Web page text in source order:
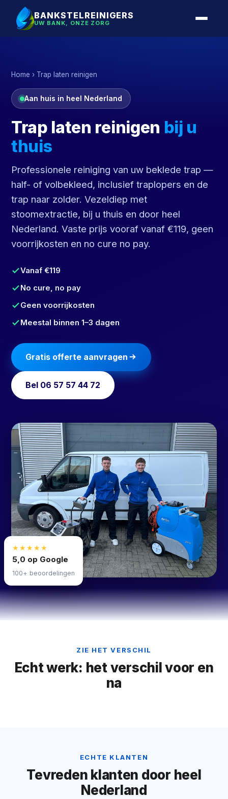
BANKSTELREINIGERS
UW BANK, ONZE ZORG
Home › Trap laten reinigen
Aan huis in heel Nederland
Trap laten reinigen bij u
thuis
Professionele reiniging van uw beklede trap —
half- of volbekleed, inclusief traplopers en de
trap naar zolder. Vezeldiep met
stoomextractie, bij u thuis en door heel
Nederland. Vaste prijs vooraf vanaf €119, geen
voorrijkosten en no cure no pay.
Vanaf €119
No cure, no pay
Geen voorrijkosten
Meestal binnen 1–3 dagen
Gratis offerte aanvragen
Bel 06 57 57 44 72
★★★★★
5,0 op Google
100+ beoordelingen
ZIE HET VERSCHIL
Echt werk: het verschil voor en
na
ECHTE KLANTEN
Tevreden klanten door heel
Nederland